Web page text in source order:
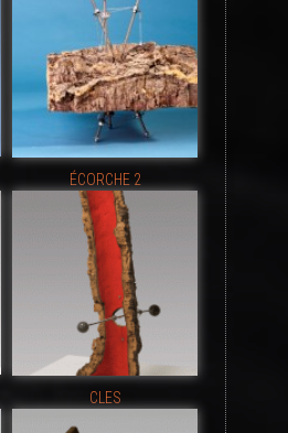
ÉCORCHE 2
CLES